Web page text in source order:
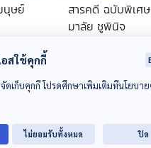
Application
นุษย์
สารคดี ฉบับพิเศ
มาลัย ชูพินิจ
สใช้คุกกี้
จัดเก็บคุกกี้ โปรดศึกษาเพิ่มเติมที่นโยบา
ไม่ยอมรับทั้งหมด ปิด